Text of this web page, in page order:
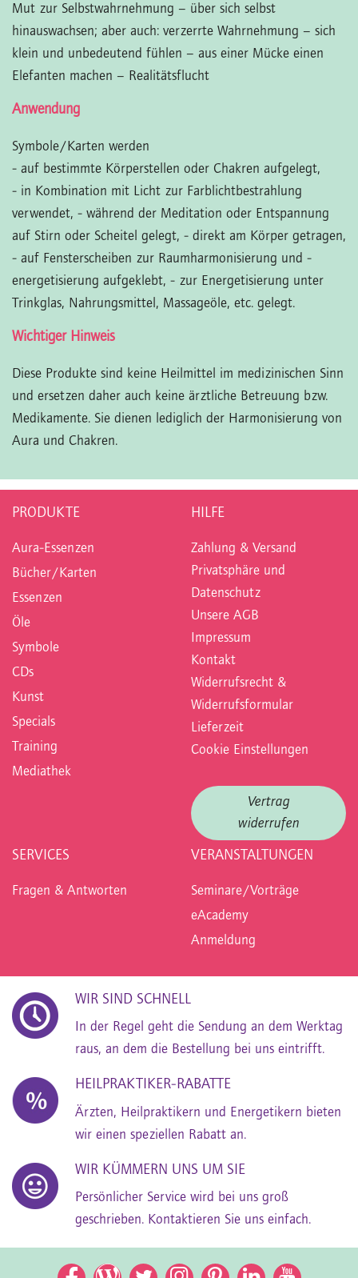
Mut zur Selbstwahrnehmung – über sich selbst
hinauswachsen; aber auch: verzerrte Wahrnehmung – sich
klein und unbedeutend fühlen – aus einer Mücke einen
Elefanten machen – Realitätsflucht
Anwendung
Symbole/Karten werden
- auf bestimmte Körperstellen oder Chakren aufgelegt,
- in Kombination mit Licht zur Farblichtbestrahlung
verwendet, - während der Meditation oder Entspannung
auf Stirn oder Scheitel gelegt, - direkt am Körper getragen,
- auf Fensterscheiben zur Raumharmonisierung und -
energetisierung aufgeklebt, - zur Energetisierung unter
Trinkglas, Nahrungsmittel, Massageöle, etc. gelegt.
Wichtiger Hinweis
Diese Produkte sind keine Heilmittel im medizinischen Sinn
und ersetzen daher auch keine ärztliche Betreuung bzw.
Medikamente. Sie dienen lediglich der Harmonisierung von
Aura und Chakren.
PRODUKTE
Aura-Essenzen
Bücher/Karten
Essenzen
Öle
Symbole
CDs
Kunst
Specials
Training
Mediathek
HILFE
Zahlung & Versand
Privatsphäre und
Datenschutz
Unsere AGB
Impressum
Kontakt
Widerrufsrecht &
Widerrufsformular
Lieferzeit
Cookie Einstellungen
Vertrag
widerrufen
SERVICES
Fragen & Antworten
VERANSTALTUNGEN
Seminare/Vorträge
eAcademy
Anmeldung
WIR SIND SCHNELL
In der Regel geht die Sendung an dem Werktag
raus, an dem die Bestellung bei uns eintrifft.
HEILPRAKTIKER-RABATTE
Ärzten, Heilpraktikern und Energetikern bieten
wir einen speziellen Rabatt an.
WIR KÜMMERN UNS UM SIE
Persönlicher Service wird bei uns groß
geschrieben. Kontaktieren Sie uns einfach.